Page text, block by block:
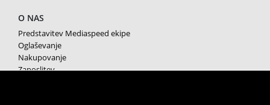
O NAS
Predstavitev Mediaspeed ekipe
Oglaševanje
Nakupovanje
Zaposlitev